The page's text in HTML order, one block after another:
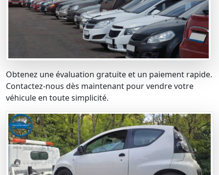
Obtenez une évaluation gratuite et un paiement rapide.
Contactez-nous dès maintenant pour vendre votre
véhicule en toute simplicité.